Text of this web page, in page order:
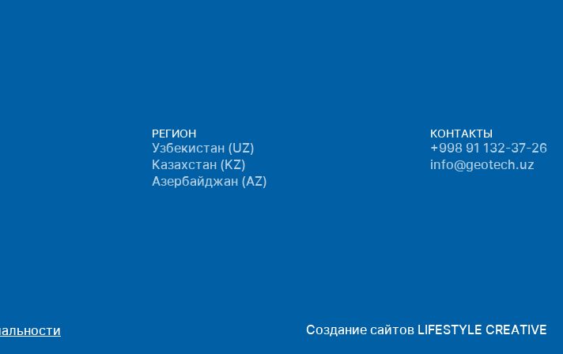
РЕГИОН
Узбекистан (UZ)
Казахстан (KZ)
Азербайджан (AZ)
КОНТАКТЫ
+998 91 132-37-26
info@geotech.uz
Создание сайтов LIFESTYLE CREATIVE